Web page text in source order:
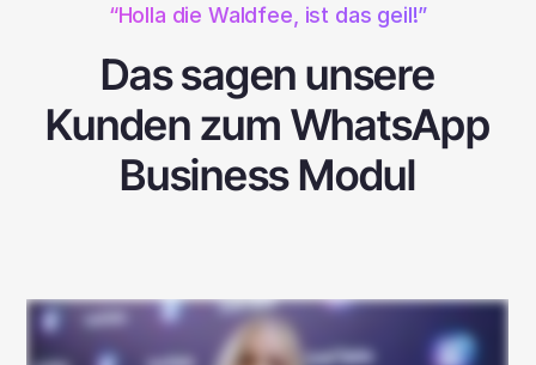
“Holla die Waldfee, ist das geil!”
Das sagen unsere
Kunden zum WhatsApp
Business Modul